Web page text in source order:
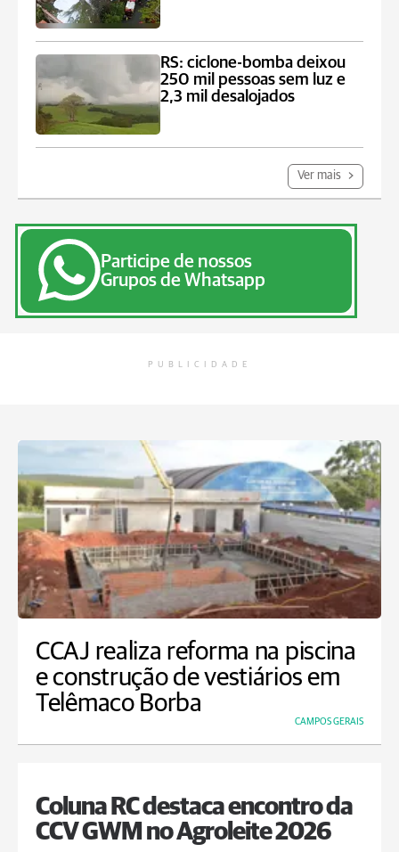
RS: ciclone-bomba deixou
250 mil pessoas sem luz e
2,3 mil desalojados
Ver mais
Participe de nossos
Grupos de Whatsapp
PUBLICIDADE
CCAJ realiza reforma na piscina
e construção de vestiários em
Telêmaco Borba
CAMPOS GERAIS
Coluna RC destaca encontro da
CCV GWM no Agroleite 2026